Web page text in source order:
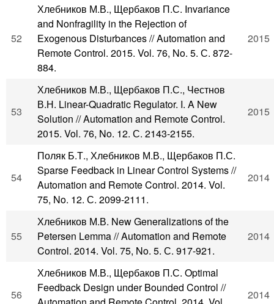
52
Хлебников М.В., Щербаков П.С. Invariance
and Nonfragility in the Rejection of
Exogenous Disturbances // Automation and
Remote Control. 2015. Vol. 76, No. 5. С. 872-
884.
2015
53
Хлебников М.В., Щербаков П.С., Честнов
В.Н. Linear-Quadratic Regulator. I. A New
Solution // Automation and Remote Control.
2015. Vol. 76, No. 12. С. 2143-2155.
2015
54
Поляк Б.Т., Хлебников М.В., Щербаков П.С.
Sparse Feedback in Linear Control Systems //
Automation and Remote Control. 2014. Vol.
75, No. 12. С. 2099-2111.
2014
55
Хлебников М.В. New Generalizations of the
Petersen Lemma // Automation and Remote
Control. 2014. Vol. 75, No. 5. С. 917-921.
2014
56
Хлебников М.В., Щербаков П.С. Optimal
Feedback Design under Bounded Control //
2014